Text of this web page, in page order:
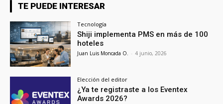
TE PUEDE INTERESAR
Tecnología
Shiji implementa PMS en más de 100
hoteles
Juan Luis Moncada O. - 4 junio, 2026
Elección del editor
¿Ya te registraste a los Eventex
Awards 2026?